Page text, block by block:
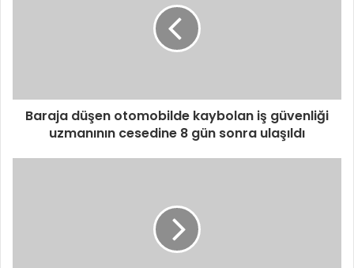
Baraja düşen otomobilde kaybolan iş güvenliği
uzmanının cesedine 8 gün sonra ulaşıldı